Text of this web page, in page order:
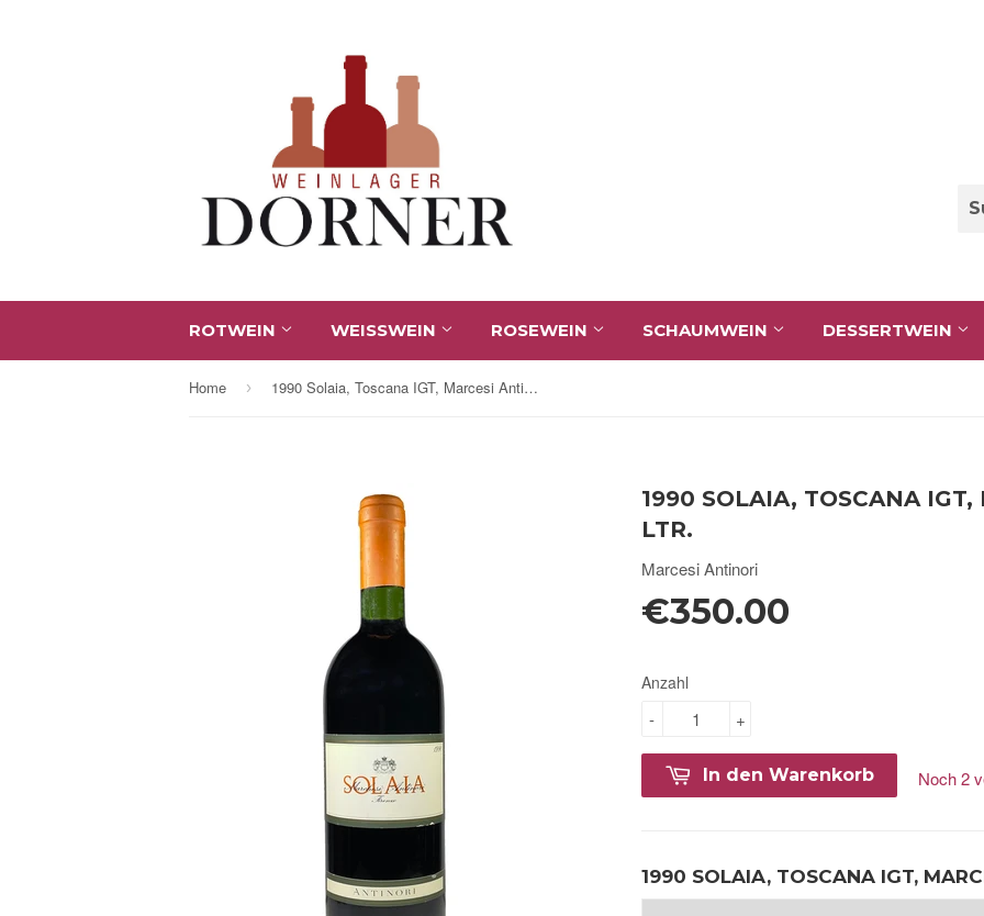
ROTWEIN WEISSWEIN ROSEWEIN SCHAUMWEIN DESSERTWEIN
Home › 1990 Solaia, Toscana IGT, Marcesi Antinori, 0,75 ltr.
1990 SOLAIA, TOSCANA
LTR.
Marcesi Antinori
€350.00
Anzahl
+
-
In den Warenkorb Noch 2
1990 SOLAIA, TOSCANA IGT,